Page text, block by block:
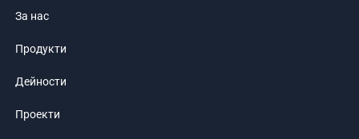
За нас
Продукти
Дейности
Проекти